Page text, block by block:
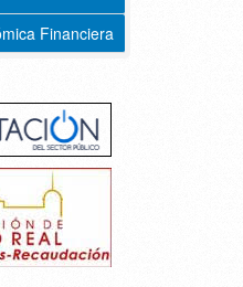
Financiera